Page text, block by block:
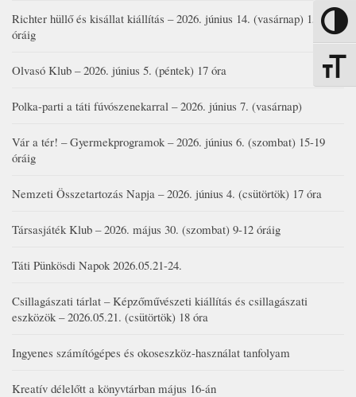
Nagy
Richter hüllő és kisállat kiállítás – 2026. június 14. (vasárnap) 15-17
óráig
Olvasó Klub – 2026. június 5. (péntek) 17 óra
Polka-parti a táti fúvószenekarral – 2026. június 7. (vasárnap)
Vár a tér! – Gyermekprogramok – 2026. június 6. (szombat) 15-19
óráig
Nemzeti Összetartozás Napja – 2026. június 4. (csütörtök) 17 óra
Társasjáték Klub – 2026. május 30. (szombat) 9-12 óráig
Táti Pünkösdi Napok 2026.05.21-24.
Csillagászati tárlat – Képzőművészeti kiállítás és csillagászati
eszközök – 2026.05.21. (csütörtök) 18 óra
Ingyenes számítógépes és okoseszköz-használat tanfolyam
Kreatív délelőtt a könyvtárban május 16-án